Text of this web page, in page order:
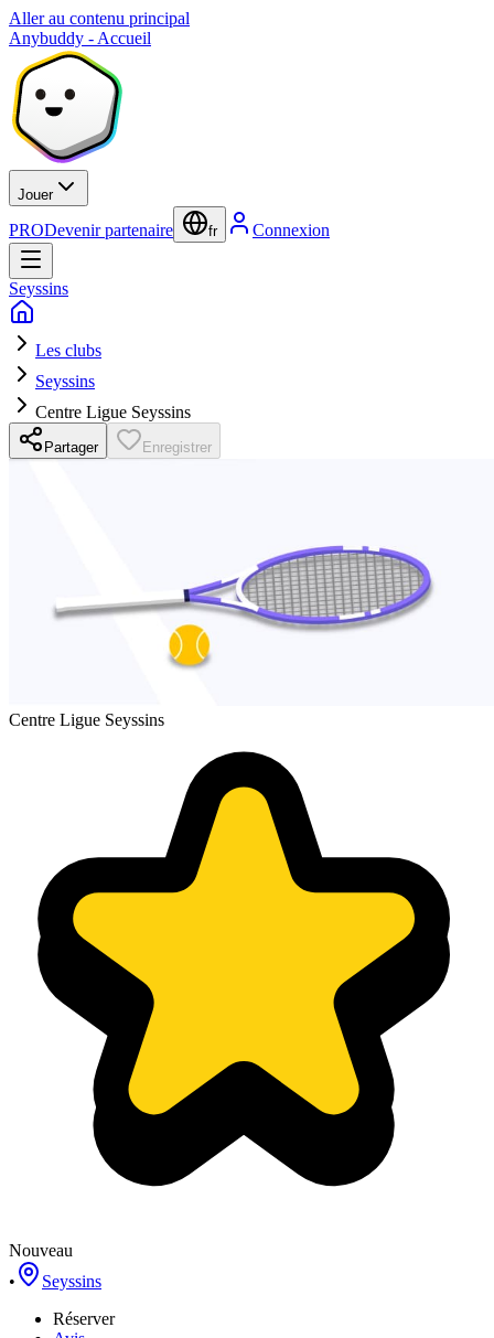
Aller au contenu principal
Anybuddy - Accueil
Jouer
PRODevenir partenaire fr Connexion
Seyssins
Les clubs
Seyssins
Centre Ligue Seyssins
Partager Enregistrer
Centre Ligue Seyssins
Nouveau
•
Seyssins
Réserver